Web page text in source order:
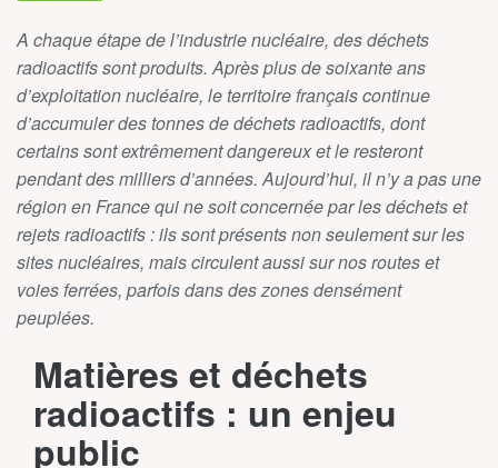
A chaque étape de l’industrie nucléaire, des déchets
radioactifs sont produits. Après plus de soixante ans
d’exploitation nucléaire, le territoire français continue
d’accumuler des tonnes de déchets radioactifs, dont
certains sont extrêmement dangereux et le resteront
pendant des milliers d’années. Aujourd’hui, il n’y a pas une
région en France qui ne soit concernée par les déchets et
rejets radioactifs : ils sont présents non seulement sur les
sites nucléaires, mais circulent aussi sur nos routes et
voies ferrées, parfois dans des zones densément
peuplées.
Matières et déchets
radioactifs : un enjeu
public